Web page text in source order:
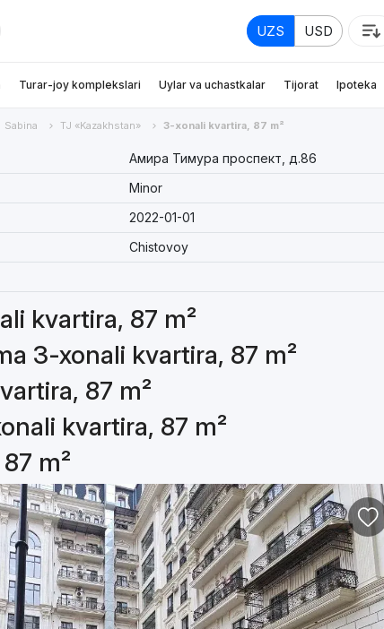
UZS USD
Turar-joy komplekslari Uylar va uchastkalar Tijorat Ipoteka
Sabina TJ «Kazakhstan» 3-xonali kvartira, 87 m²
Амира Тимура проспект, д.86
Minor
2022-01-01
Chistovoy
kvartira, 87 m²
3-xonali kvartira, 87 m²
87 m²
kvartira, 87 m²
m²